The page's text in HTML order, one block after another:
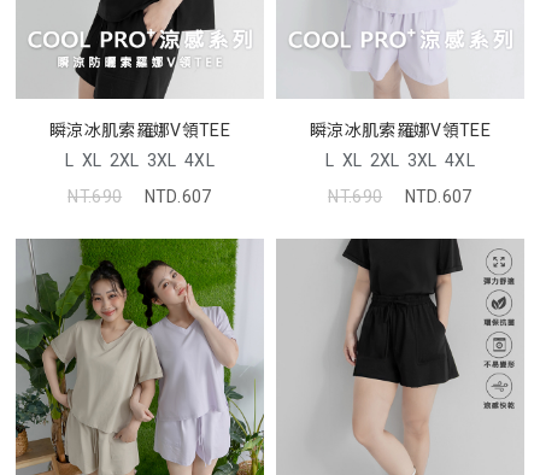
瞬涼冰肌索羅娜V領TEE
L XL 2XL 3XL 4XL
NT.690
NTD.607
瞬涼冰肌索羅娜V領TEE
L XL 2XL 3XL 4XL
NT.690
NTD.607